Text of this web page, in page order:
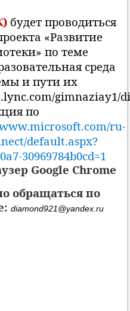
будет проводиться
«Развитие
по теме
среда
и пути их
gimnaziay1/
по
ru-
default.aspx?
30969784b0cd=1
Google Chrome
обращаться по
diamond921@yandex.ru